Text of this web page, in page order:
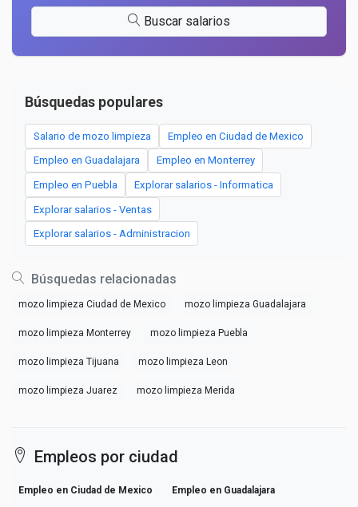
Buscar salarios
Búsquedas populares
Salario de mozo limpieza Empleo en Ciudad de Mexico
Empleo en Guadalajara Empleo en Monterrey
Empleo en Puebla Explorar salarios - Informatica
Explorar salarios - Ventas
Explorar salarios - Administracion
Búsquedas relacionadas
mozo limpieza Ciudad de Mexico mozo limpieza Guadalajara
mozo limpieza Monterrey mozo limpieza Puebla
mozo limpieza Tijuana mozo limpieza Leon
mozo limpieza Juarez mozo limpieza Merida
Empleos por ciudad
Empleo en Ciudad de Mexico Empleo en Guadalajara